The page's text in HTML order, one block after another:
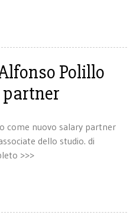
Polillo
come nuovo salary partner
dello studio. di
>>>